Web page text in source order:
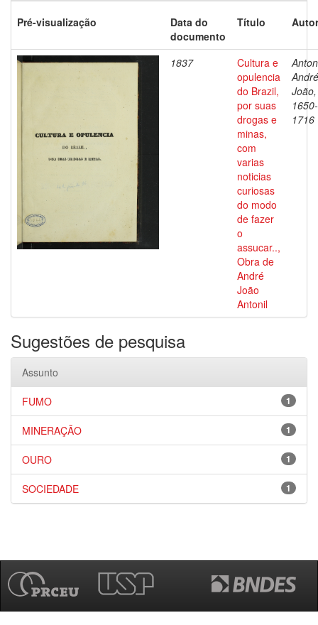
Pré-visualização
Data do
documento
Título
1837
Cultura e
opulencia
do Brazil,
por suas
drogas e
minas,
com
varias
noticias
curiosas
do modo
de fazer
o
assucar..,
Obra de
André
João
Antonil
André
João,
1650-
1716
Sugestões de pesquisa
Assunto
1
FUMO
1
MINERAÇÃO
1
OURO
1
SOCIEDADE